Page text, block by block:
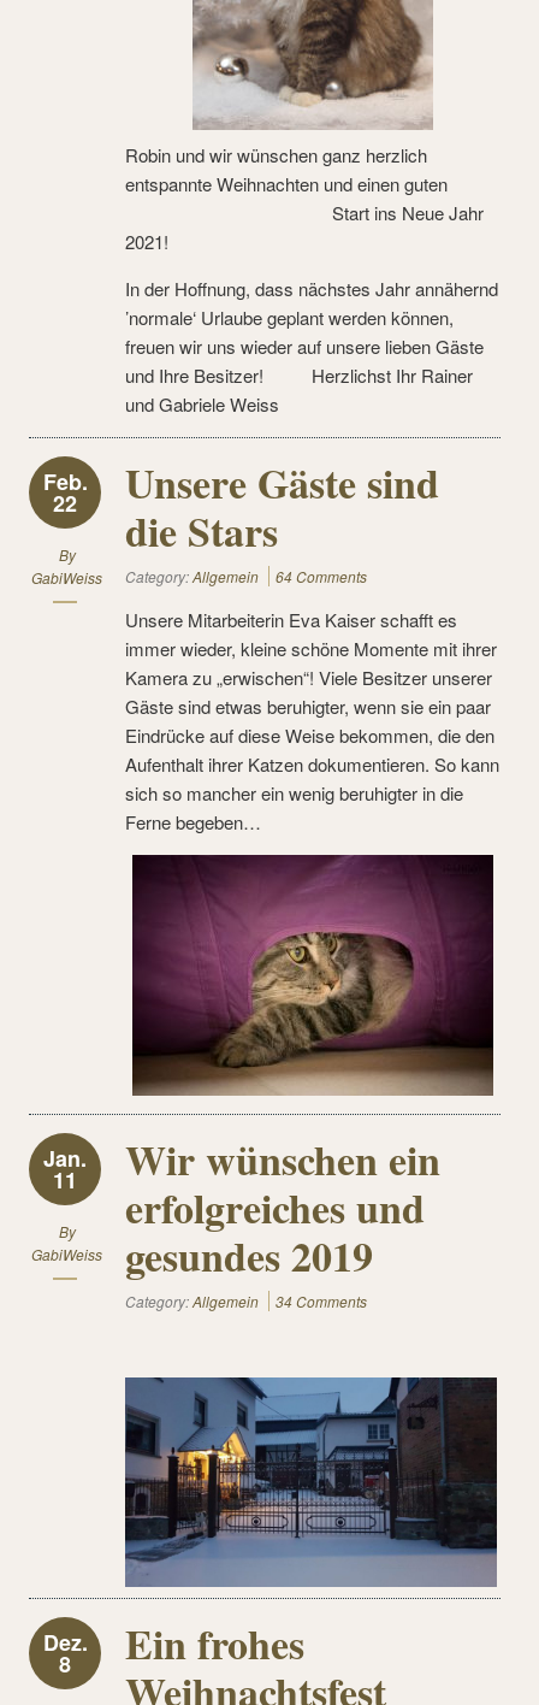
Robin und wir wünschen ganz herzlich
entspannte Weihnachten und einen guten
Start ins Neue Jahr
2021!
In der Hoffnung, dass nächstes Jahr annähernd
’normale‘ Urlaube geplant werden können,
freuen wir uns wieder auf unsere lieben Gäste
und Ihre Besitzer! Herzlichst Ihr Rainer
und Gabriele Weiss
Feb.
22
By
GabiWeiss
Unsere Gäste sind
die Stars
Category:Allgemein 64 Comments
Unsere Mitarbeiterin Eva Kaiser schafft es
immer wieder, kleine schöne Momente mit ihrer
Kamera zu „erwischen“! Viele Besitzer unserer
Gäste sind etwas beruhigter, wenn sie ein paar
Eindrücke auf diese Weise bekommen, die den
Aufenthalt ihrer Katzen dokumentieren. So kann
sich so mancher ein wenig beruhigter in die
Ferne begeben…
Jan.
11
By
GabiWeiss
Wir wünschen ein
erfolgreiches und
gesundes 2019
Category:Allgemein 34 Comments
Dez.
8
Ein frohes
Weihnachtsfest